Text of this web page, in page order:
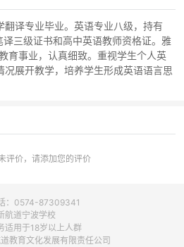
译专业毕业。英语专业八级，持有
三级证书和高中英语教师资格证。雅
育事业，认真细致。重视学生个人英
展开教学，培养学生形成英语语言思
评价，请添加您的评价
：0574-87309341
航道宁波学校
适用于18岁以上人群
教育文化发展有限责任公司